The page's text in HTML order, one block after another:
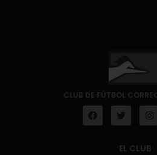
CLUB DE FÚTBOL
EL CLUB